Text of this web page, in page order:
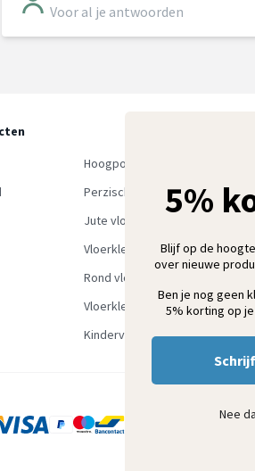
Voor al je antwoorden
Hoogpolig vloerkleed
Perzisch tapijt
Jute vloerkleed
Vloerkleed groen
Rond vloerkleed
Vloerkleden outlet
Kindervloerkleden
5%
Blijf op de
over nieuwe
Ben je nog geen
5% korting op
Nee